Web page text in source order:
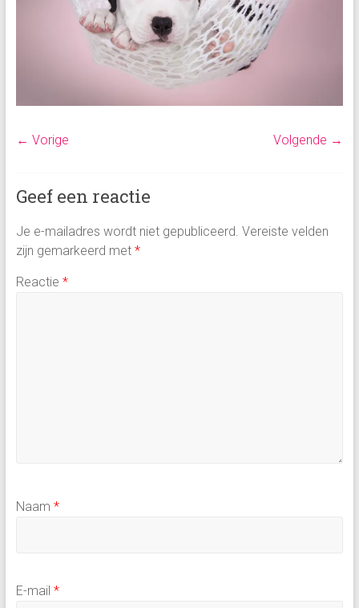
← Vorige Volgende →
Geef een reactie
Je e-mailadres wordt niet gepubliceerd. Vereiste velden
zijn gemarkeerd met *
Reactie *
Naam *
E-mail *